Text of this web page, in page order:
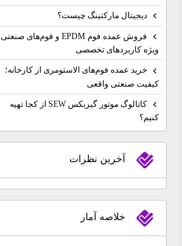
دیجیتال مارکتینگ چیست؟
فروش عمده فوم EPDM و فوم‌های صنعتی
ویژه کاربردهای تخصصی
خرید عمده فوم‌های الاستومری از کارخانه؛
کیفیت صنعتی واقعی
کاتالوگ موتور گیربکس SEW از کجا تهیه
کنیم؟
آخرين نظرات
خلاصه آمار